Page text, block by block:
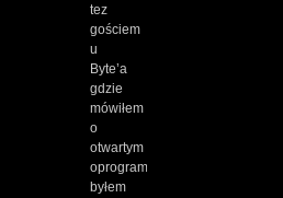
tez
gościem
u
Byte’a
gdzie
mówiłem
o
otwartym
oprogramowania,
byłem